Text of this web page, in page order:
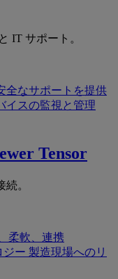
IT サポート。
全なサポートを提供
イスの監視と管理
Tensor
。
柔軟、連携
ジー 製造現場へのリ